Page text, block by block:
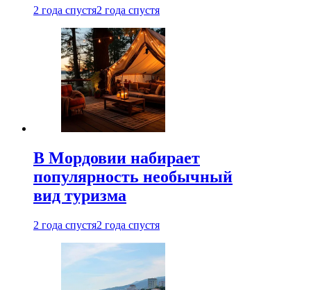
2 года спустя2 года спустя
В Мордовии набирает
популярность необычный
вид туризма
2 года спустя2 года спустя